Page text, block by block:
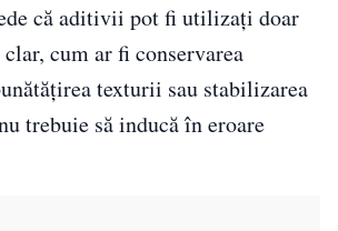
că aditivii pot fi utilizați doar
clar, cum ar fi conservarea
texturii sau stabilizarea
trebuie să inducă în eroare